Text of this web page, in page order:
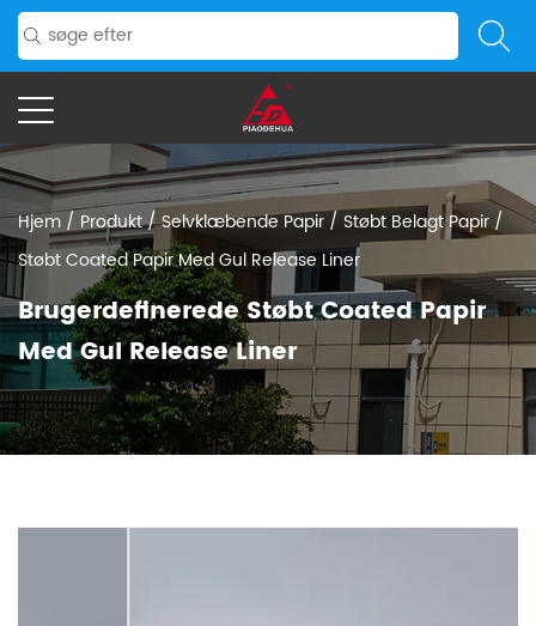
Hjem / Produkt/Selvklæbende Papir / Støbt Belagt Papir/
Støbt Coated Papir Med Gul Release Liner
Brugerdefinerede Støbt Coated Papir
Med Gul Release Liner